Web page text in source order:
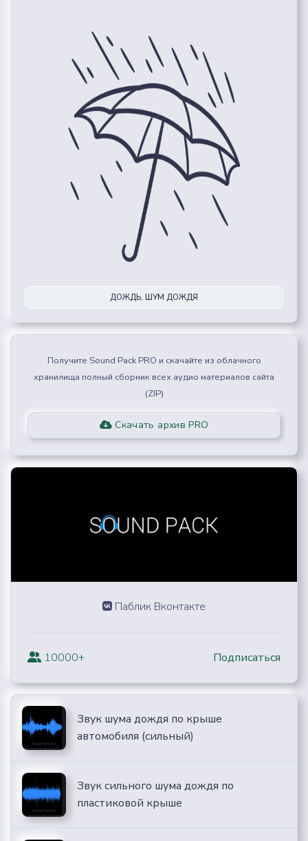
ДОЖДЬ, ШУМ ДОЖДЯ
Получите Sound Pack PRO и скачайте из облачного
хранилища полный сборник всех аудио материалов сайта
(ZIP)
Скачать архив PRO
Паблик Вконтакте
10000+ Подписаться
Звук шума дождя по крыше
автомобиля (сильный)
Звук сильного шума дождя по
пластиковой крыше